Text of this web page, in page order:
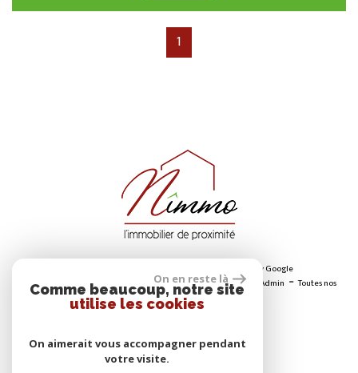
1
© 2026 | Tous droits réservés - Traduction powered by Google
Plan du site
Mentions légales -Nos honoraires-Liens Admin -Toutes nos
annonces
ADHÉRENTS
On en reste là
Comme beaucoup, notre site
utilise les cookies
On aimerait vous accompagner pendant
votre visite.